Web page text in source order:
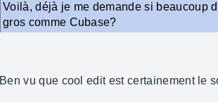
Voilà, déjà je me demande si beaucoup
gros comme Cubase?
Ben vu que cool edit est certainement le